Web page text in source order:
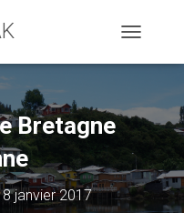
É
I
E
L
A
N
Bretagne
janvier 2017